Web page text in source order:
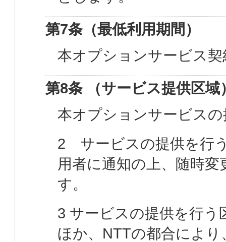
第7条（最低利用期間）
本オプションサービス
第8条 （サービス提供区域
本オプションサービス
2 サービスの提供を行
用者に通知の上、随時
す。
3 サービスの提供を行う
ほか、NTTの都合によ